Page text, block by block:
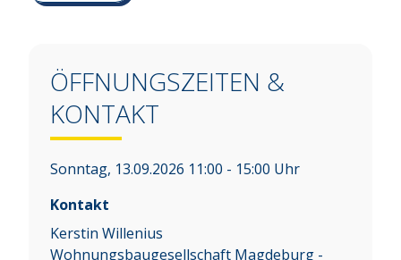
ÖFFNUNGSZEITEN &
KONTAKT
Sonntag, 13.09.2026 11:00 - 15:00 Uhr
Kontakt
Kerstin Willenius
Wohnungsbaugesellschaft Magdeburg -